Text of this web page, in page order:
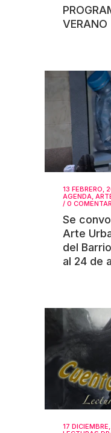
VERANO
13 FEBRERO,
AGENDA,
/ 0
Se
Arte
del
al 24 de
17